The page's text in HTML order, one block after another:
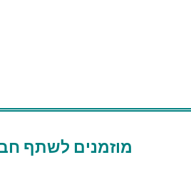
מוזמנים לשתף